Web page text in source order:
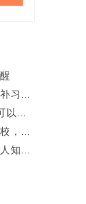
习学
都
，我
知道